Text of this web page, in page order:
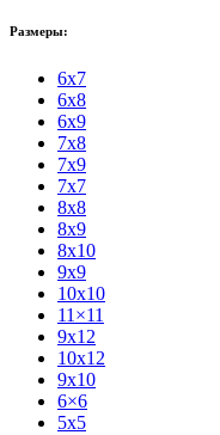
Размеры:
6x7
6x8
6x9
7x8
7x9
7x7
8x8
8x9
8x10
9x9
10x10
11×11
9x12
10x12
9x10
6×6
5x5